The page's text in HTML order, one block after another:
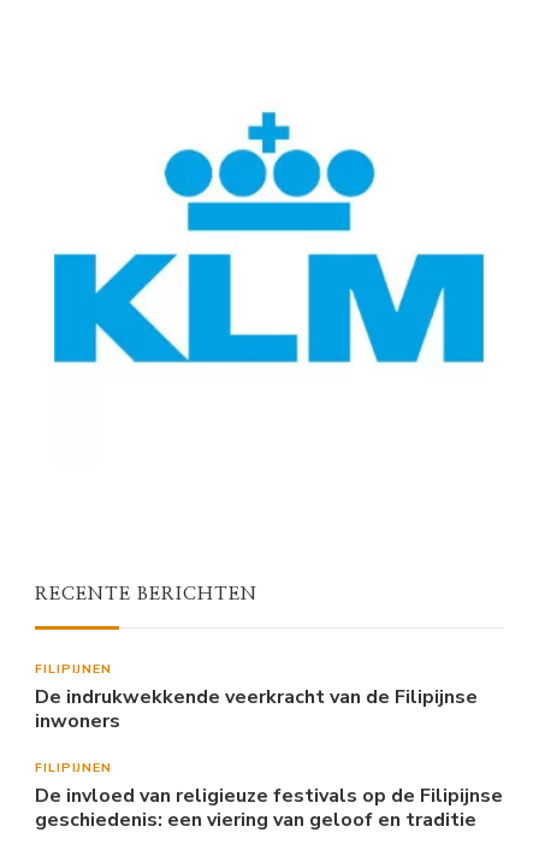
RECENTE BERICHTEN
FILIPIJNEN
De indrukwekkende veerkracht van de Filipijnse
inwoners
FILIPIJNEN
De invloed van religieuze festivals op de Filipijnse
geschiedenis: een viering van geloof en traditie